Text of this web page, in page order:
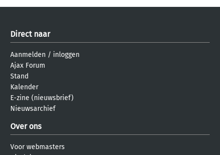
Direct naar
Aanmelden / inloggen
Ajax Forum
Stand
Kalender
E-zine (nieuwsbrief)
Nieuwsarchief
Over ons
Voor webmasters